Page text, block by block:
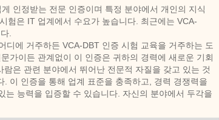
인정받는 전문 인증이며 특정 분야에서 개인의 지식
험은 IT 업계에서 수요가 높습니다. 최근에는 VCA-
.
에 거주하든 VCA-DBT 인증 시험 교육을 거주하는 도
가이든 관계없이 이 인증은 귀하의 경력에 ​​새로운 기회
은 관련 분야에서 뛰어난 전문적 자질을 갖고 있는 것
이 인증을 통해 업계 표준을 충족하고, 경력 경쟁력을
능력을 입증할 수 있습니다. 자신의 분야에서 두각을